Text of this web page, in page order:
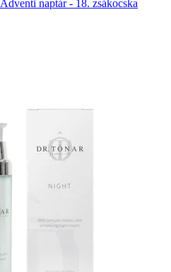
Adventi naptár - 18. zsákocska